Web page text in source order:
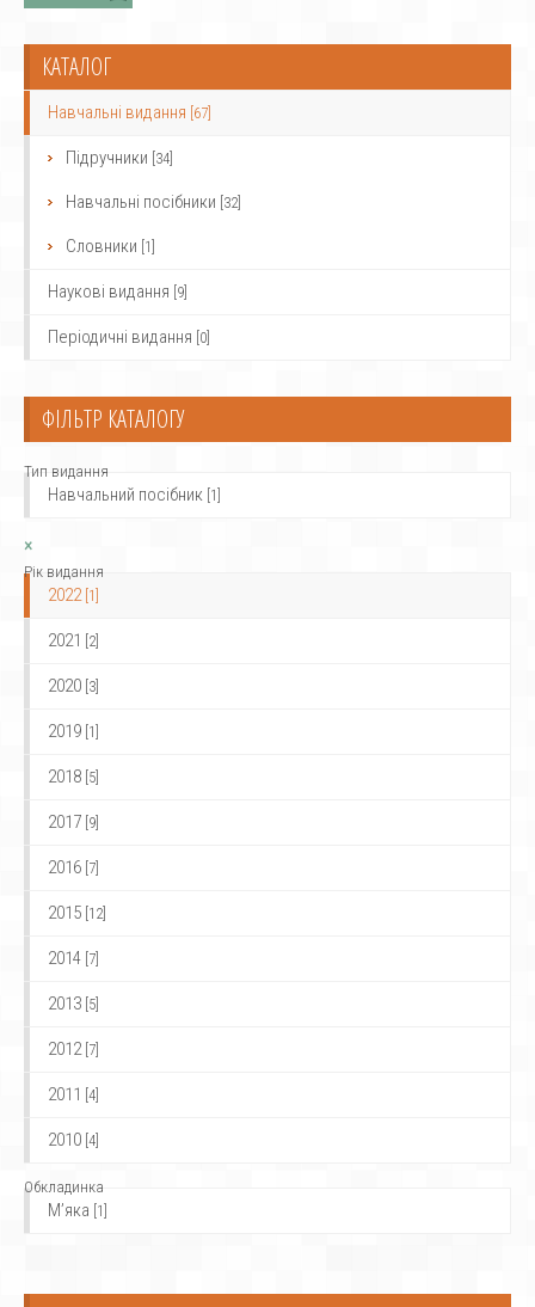
КАТАЛОГ
Навчальні видання [67]
Підручники [34]
Навчальні посібники [32]
Словники [1]
Наукові видання [9]
Періодичні видання [0]
ФІЛЬТР КАТАЛОГУ
Тип видання
Навчальний посібник [1]
×
Рік видання
2022 [1]
2021 [2]
2020 [3]
2019 [1]
2018 [5]
2017 [9]
2016 [7]
2015 [12]
2014 [7]
2013 [5]
2012 [7]
2011 [4]
2010 [4]
Обкладинка
М’яка [1]